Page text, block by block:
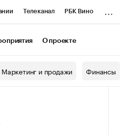
Телеканал РБК Вино
О проекте
Маркетинг и продажи Финансы